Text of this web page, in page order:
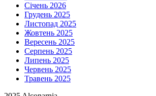
Січень 2026
Грудень 2025
Листопад 2025
Жовтень 2025
Вересень 2025
Серпень 2025
Липень 2025
Червень 2025
Травень 2025